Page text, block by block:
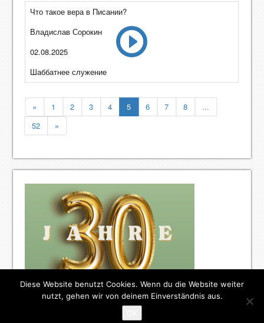
Что такое вера в Писании?
Владислав Сорокин
02.08.2025
Шаббатнее служение
« 1 2 3 4 5 6 7 8
...
52
»
Diese Website benutzt Cookies. Wenn du die Website weiter
nutzt, gehen wir von deinem Einverständnis aus.